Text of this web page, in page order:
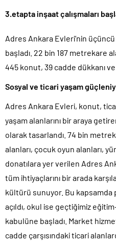
3.etapta inşaat çalışmaları
Adres Ankara Evleri’nin üçüncü
başladı. 22 bin 187 metrekare
445 konut, 39 cadde dükkanı
Sosyal ve ticari yaşam
Adres Ankara Evleri, konut,
yaşam alanlarını bir araya
olarak tasarlandı. 74 bin
alanları, çocuk oyun alanları,
donatılara yer verilen Adres
tüm ihtiyaçlarını bir arada
kültürü sunuyor. Bu kapsamda
açıldı, okul ise geçtiğimiz
kabulüne başladı. Market
cadde çarşısındaki ticari